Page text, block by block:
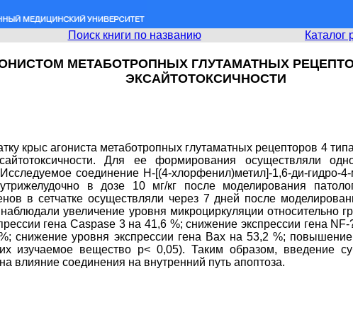
Поиск книги по названию Каталог
МЕТАБОТРОПНЫХ ГЛУТАМАТНЫХ
ЭКСАЙТОТОКСИЧНОСТИ
крыс агониста метаботропных глутаматных рецепторов 4
Для ее формирования осуществляли
соединение Н-[(4-хлорфенил)метил]-1,6-ди-гидро-4-
в дозе 10 мг/кг после моделирования
в сетчатке осуществляли через 7 дней после
увеличение уровня микроциркуляции относительно
гена Caspase 3 на 41,6 %; снижение экспрессии гена
снижение уровня экспрессии гена Bax на 53,2 %;
изучаемое вещество р< 0,05). Таким образом, введение
влияние соединения на внутренний путь апоптоза.